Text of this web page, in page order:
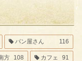
パン屋さん 116
方 108 カフェ 91